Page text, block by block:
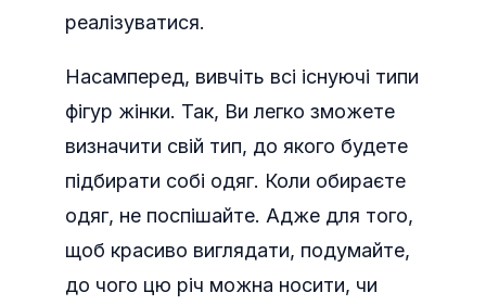
реалізуватися.
Насамперед, вивчіть всі існуючі типи
фігур жінки. Так, Ви легко зможете
визначити свій тип, до якого будете
підбирати собі одяг. Коли обираєте
одяг, не поспішайте. Адже для того,
щоб красиво виглядати, подумайте,
до чого цю річ можна носити, чи